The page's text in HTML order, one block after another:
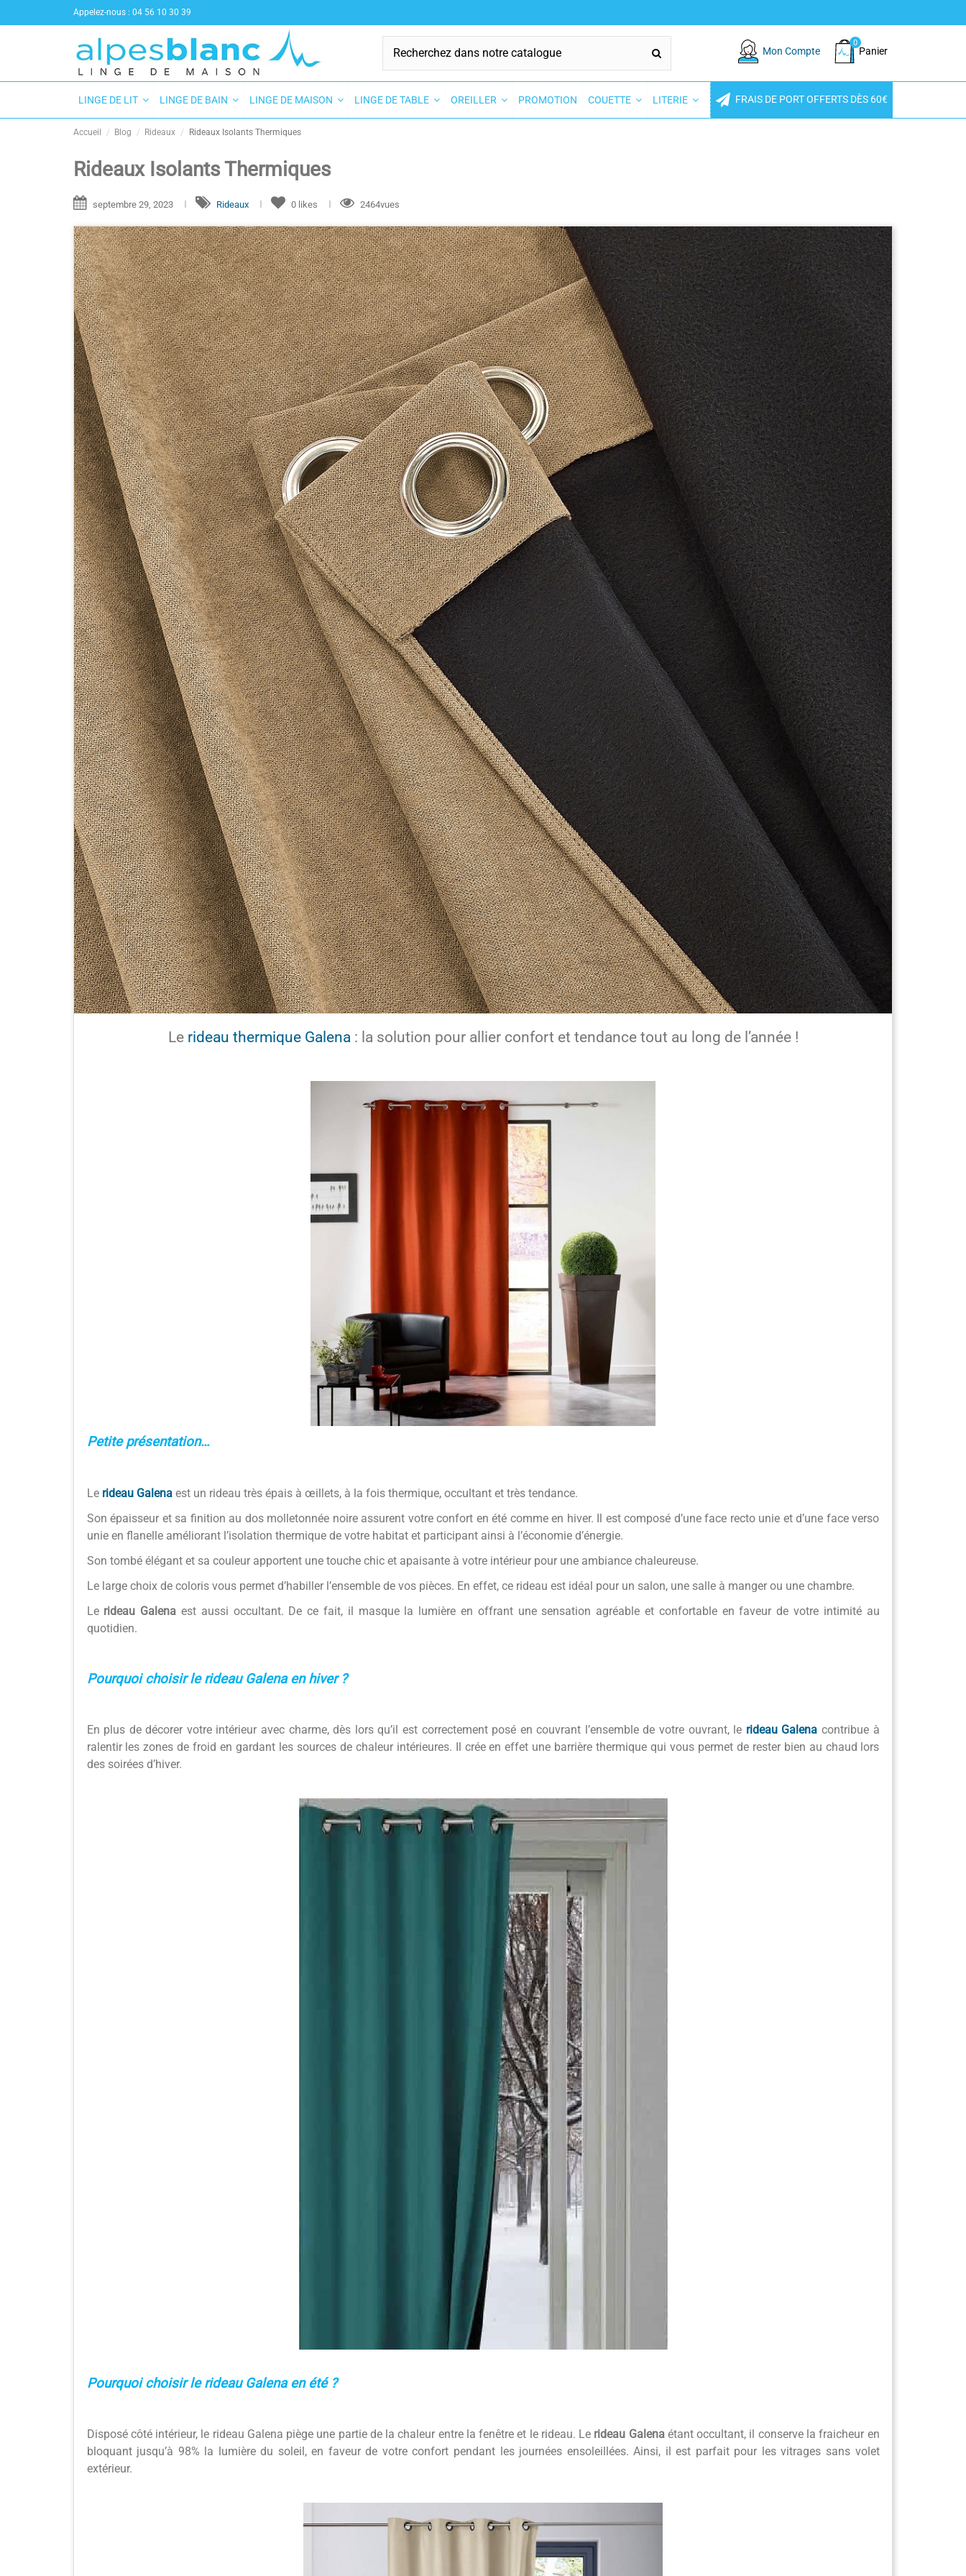
Appelez-nous : 04 56 10 30 39
Mon Compte
0
Panier
LINGE DE LIT LINGE DE BAIN LINGE DE MAISON LINGE DE TABLE OREILLER PROMOTION COUETTE LITERIE FRAIS DE PORT OFFERTS DÈS 60€
Accueil Blog Rideaux Rideaux Isolants Thermiques
Rideaux Isolants Thermiques
septembre 29, 2023 Rideaux 0 likes 2464vues
Le rideau thermique Galena : la solution pour allier confort et tendance tout au long de l’année !
Petite présentation…
Le rideau Galenaest un rideau très épais à œillets, à la fois thermique, occultant et très tendance.
Son épaisseur et sa finition au dos molletonnée noire assurent votre confort en été comme en hiver. Il est composé d’une face recto unie et d’une face verso
unie en flanelle améliorant l’isolation thermique de votre habitat et participant ainsi à l’économie d’énergie.
Son tombé élégant et sa couleur apportent une touche chic et apaisante à votre intérieur pour une ambiance chaleureuse.
Le large choix de coloris vous permet d’habiller l’ensemble de vos pièces. En effet, ce rideau est idéal pour un salon, une salle à manger ou une chambre.
Le rideau Galena est aussi occultant. De ce fait, il masque la lumière en offrant une sensation agréable et confortable en faveur de votre intimité au
quotidien.
Pourquoi choisir le rideau Galena en hiver ?
En plus de décorer votre intérieur avec charme, dès lors qu’il est correctement posé en couvrant l’ensemble de votre ouvrant, le rideau Galena contribue à
ralentir les zones de froid en gardant les sources de chaleur intérieures. Il crée en effet une barrière thermique qui vous permet de rester bien au chaud lors
des soirées d’hiver.
Pourquoi choisir le rideau Galena en été ?
Disposé côté intérieur, le rideau Galena piège une partie de la chaleur entre la fenêtre et le rideau. Le rideau Galenaétant occultant, il conserve la fraicheur en
bloquant jusqu’à 98% la lumière du soleil, en faveur de votre confort pendant les journées ensoleillées. Ainsi, il est parfait pour les vitrages sans volet
extérieur.